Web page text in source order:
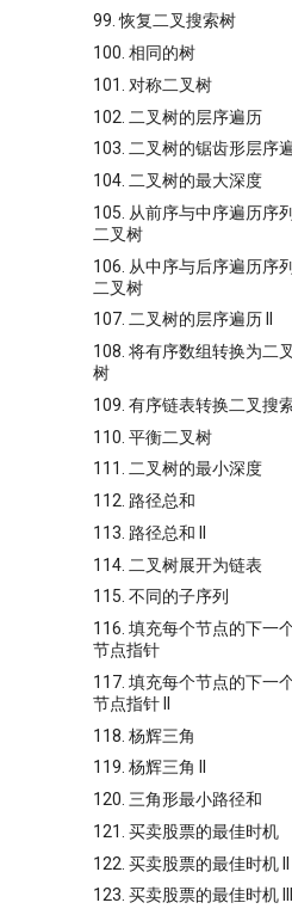
99. 恢复二叉搜索树
100. 相同的树
101. 对称二叉树
102. 二叉树的层序遍历
103. 二叉树的锯齿形层序
104. 二叉树的最大深度
105. 从前序与中序遍历序
二叉树
106. 从中序与后序遍历序
二叉树
107. 二叉树的层序遍历 II
108. 将有序数组转换为二
树
109. 有序链表转换二叉搜
110. 平衡二叉树
111. 二叉树的最小深度
112. 路径总和
113. 路径总和 II
114. 二叉树展开为链表
115. 不同的子序列
116. 填充每个节点的下一
节点指针
117. 填充每个节点的下一
节点指针 II
118. 杨辉三角
119. 杨辉三角 II
120. 三角形最小路径和
121. 买卖股票的最佳时机
122. 买卖股票的最佳时机 II
123. 买卖股票的最佳时机 III